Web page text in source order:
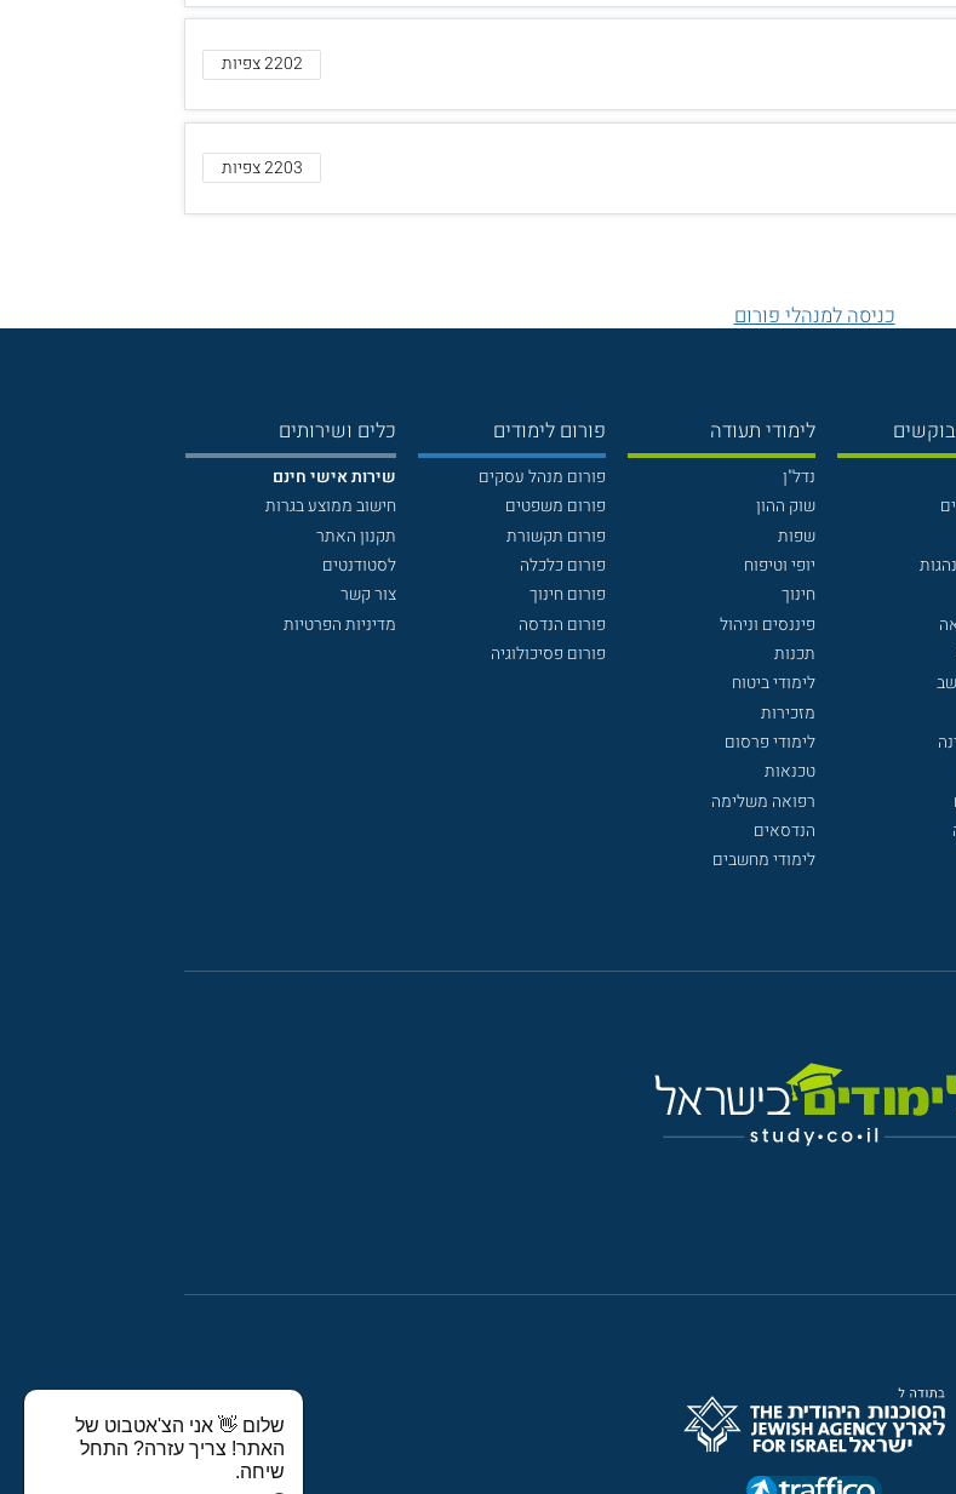
2202 צפיות
2203 צפיות
כניסה למנהלי פורום
לימודי תעודה
נדל"ן
שוק ההון
שפות
יופי וטיפוח
חינוך
פיננסים וניהול
תכנות
לימודי ביטוח
מזכירות
לימודי פרסום
טכנאות
רפואה משלימה
הנדסאים
לימודי מחשבים
פורום לימודים
פורום מנהל עסקים
פורום משפטים
פורום תקשורת
פורום כלכלה
פורום חינוך
פורום הנדסה
פורום פסיכולוגיה
כלים ושירותים
שירות אישי חינם
חישוב ממוצע בגרות
תקנון האתר
לסטודנטים
צור קשר
מדיניות הפרטיות
שלום 👋 אני הצ'אטבוט של
האתר! צריך עזרה? התחל
שיחה.